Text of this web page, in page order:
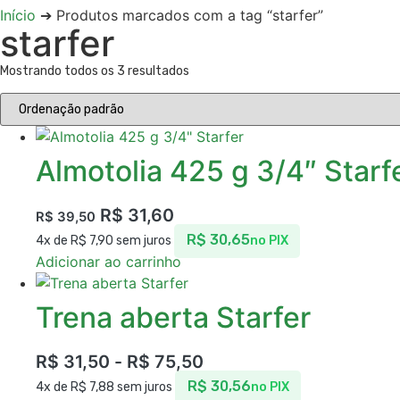
Início ➔ Produtos marcados com a tag “starfer”
starfer
Mostrando todos os 3 resultados
Almotolia 425 g 3/4″
R$ 39,50 R$ 31,60
4x de R$ 7,90 sem juros R$ 30,65no PIX
Adicionar ao carrinho
Trena aberta Starfer
R$ 31,50 - R$ 75,50
4x de R$ 7,88 sem juros R$ 30,56no PIX